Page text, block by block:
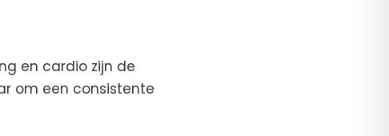
en cardio zijn de
om een consistente